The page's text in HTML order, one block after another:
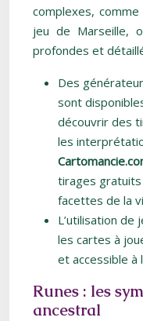
complexes,
jeu de Marseille,
profondes et
Des
sont
découvrir des
les
tirages
facettes de la
L’utilisation
les cartes à
et accessible à
Runes : les
ancestral